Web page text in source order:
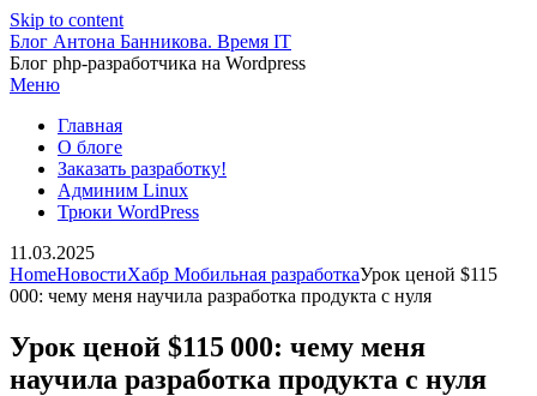
Skip to content
Блог Антона Банникова. Время IT
Блог php-разработчика на Wordpress
Меню
Главная
О блоге
Заказать разработку!
Админим Linux
Трюки WordPress
11.03.2025
HomeНовостиХабр Мобильная разработкаУрок ценой $115
000: чему меня научила разработка продукта с нуля
Урок ценой $115 000: чему меня
научила разработка продукта с нуля